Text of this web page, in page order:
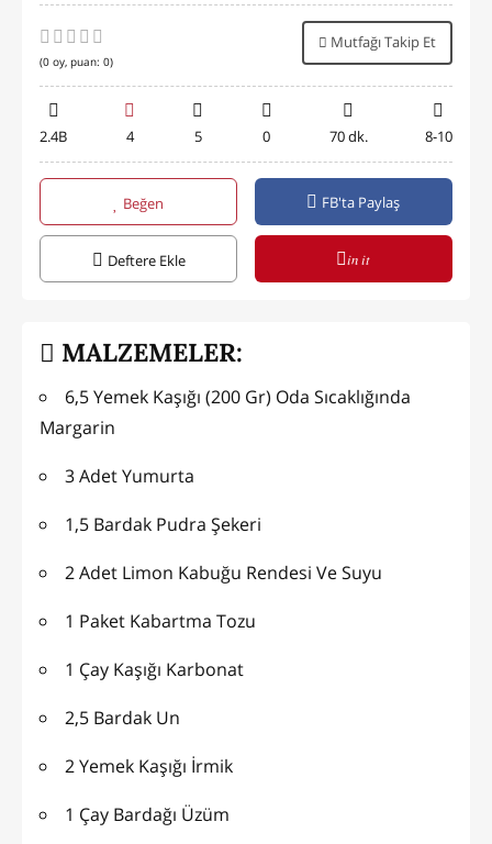
(0 oy, puan: 0)
Mutfağı Takip Et
2.4B 4 5 0 70 dk. 8-10
Beğen FB'ta Paylaş
Deftere Ekle in it
MALZEMELER:
6,5 Yemek Kaşığı (200 Gr) Oda Sıcaklığında
Margarin
3 Adet Yumurta
1,5 Bardak Pudra Şekeri
2 Adet Limon Kabuğu Rendesi Ve Suyu
1 Paket Kabartma Tozu
1 Çay Kaşığı Karbonat
2,5 Bardak Un
2 Yemek Kaşığı İrmik
1 Çay Bardağı Üzüm